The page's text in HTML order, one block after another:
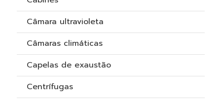
Câmara ultravioleta
Câmaras climáticas
Capelas de exaustão
Centrífugas